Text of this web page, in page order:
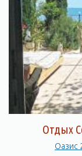
Отдых
Оазис